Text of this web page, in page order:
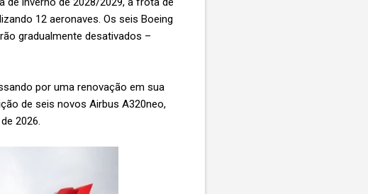
12 aeronaves. Os seis Boeing
gradualmente desativados –
por uma renovação em sua
de seis novos Airbus A320neo,
2026.